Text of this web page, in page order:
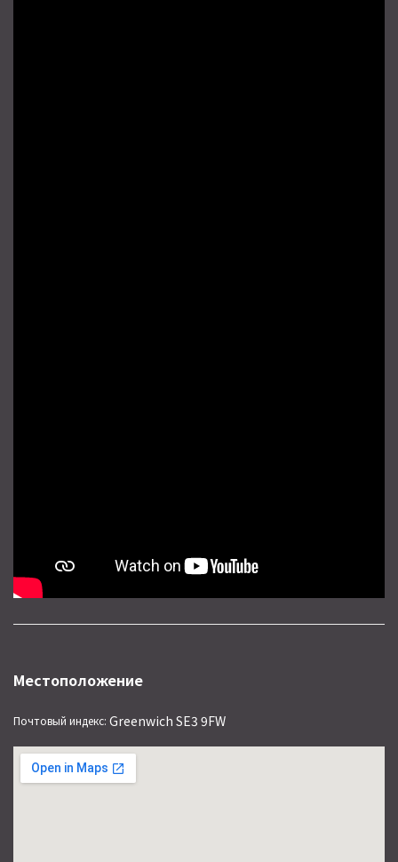
Местоположение
Почтовый индекс: Greenwich SE3 9FW